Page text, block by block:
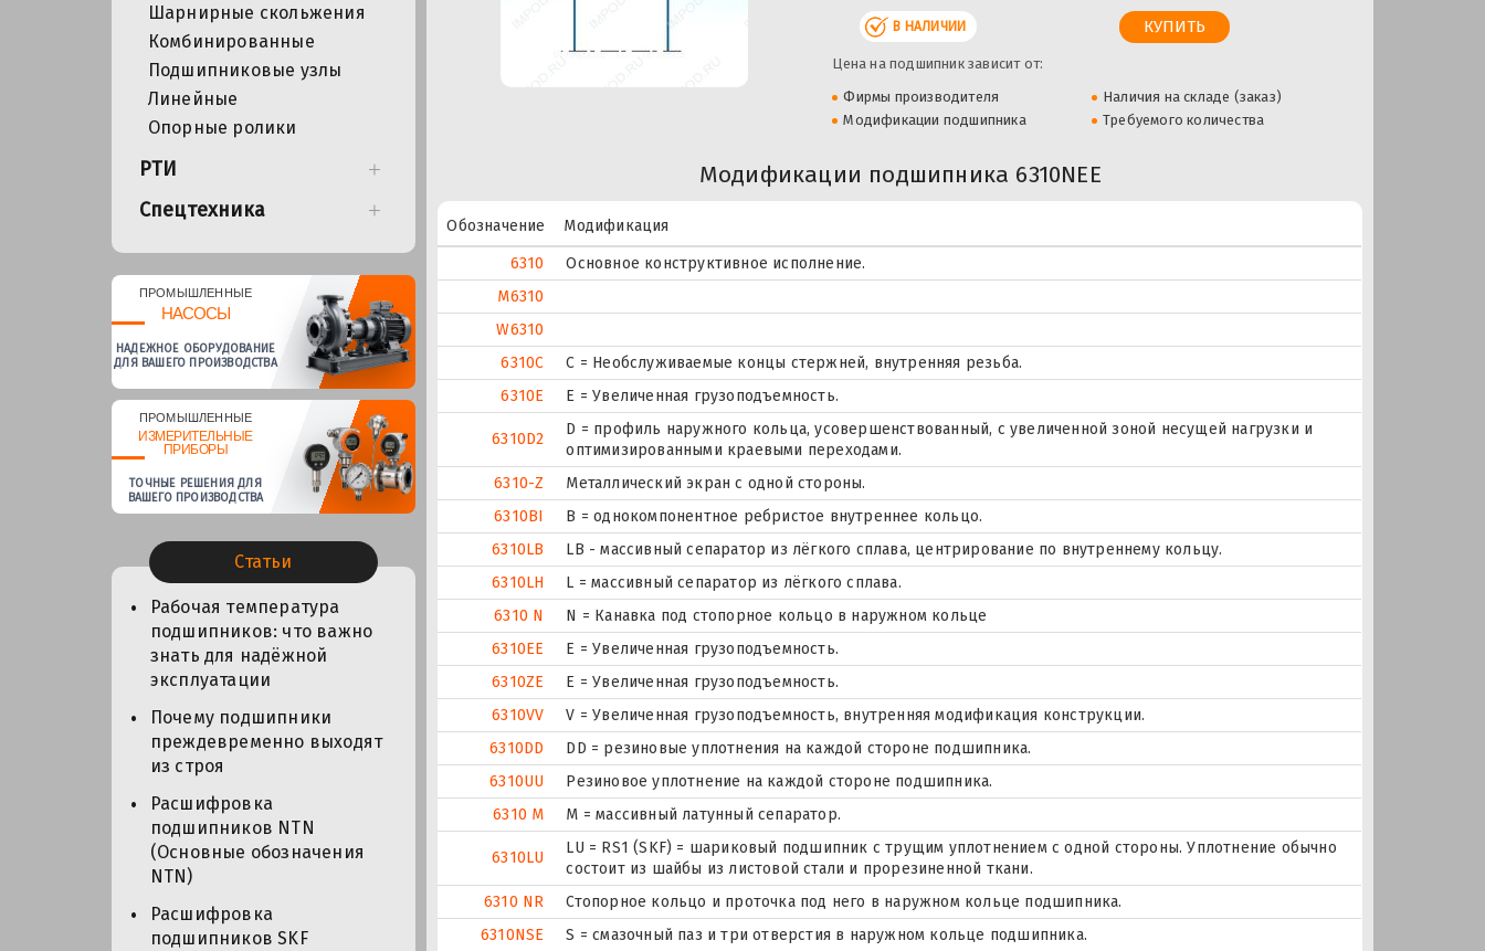
Шарнирные скольжения
Комбинированные
Подшипниковые узлы
Линейные
Опорные ролики
РТИ
Спецтехника
ПРОМЫШЛЕННЫЕ
НАСОСЫ
НАДЕЖНОЕ ОБОРУДОВАНИЕ
ДЛЯ ВАШЕГО ПРОИЗВОДСТВА
ПРОМЫШЛЕННЫЕ
ИЗМЕРИТЕЛЬНЫЕ
ПРИБОРЫ
ТОЧНЫЕ РЕШЕНИЯ ДЛЯ
ВАШЕГО ПРОИЗВОДСТВА
Статьи
Рабочая температура
подшипников: что важно
знать для надёжной
эксплуатации
Почему подшипники
преждевременно выходят
из строя
Расшифровка
подшипников NTN
(Основные обозначения
NTN)
Расшифровка
подшипников SKF
В НАЛИЧИИ
Цена на подшипник зависит от:
Фирмы производителя
Наличия на складе (заказ)
Модификации подшипника
Требуемого количества
Модификации подшипника 6310NEE
Обозначение
Модификация
6310
Основное конструктивное исполнение.
M6310
W6310
6310C
С = Необслуживаемые концы стержней, внутренняя резьба.
6310E
Е = Увеличенная грузоподъемность.
6310D2
D = профиль наружного кольца, усовершенствованный, с увеличенной зоной несущей нагрузки и
оптимизированными краевыми переходами.
6310-Z
Металлический экран с одной стороны.
6310BI
B = однокомпонентное ребристое внутреннее кольцо.
6310LB
LB - массивный сепаратор из лёгкого сплава, центрирование по внутреннему кольцу.
6310LH
L = массивный сепаратор из лёгкого сплава.
6310 N
N = Канавка под стопорное кольцо в наружном кольце
6310EE
Е = Увеличенная грузоподъемность.
6310ZE
Е = Увеличенная грузоподъемность.
6310VV
V = Увеличенная грузоподъемность, внутренняя модификация конструкции.
6310DD
DD = резиновые уплотнения на каждой стороне подшипника.
6310UU
Резиновое уплотнение на каждой стороне подшипника.
6310 M
M = массивный латунный сепаратор.
6310LU
LU = RS1 (SKF) = шариковый подшипник с трущим уплотнением с одной стороны. Уплотнение обычно
состоит из шайбы из листовой стали и прорезиненной ткани.
6310 NR
Стопорное кольцо и проточка под него в наружном кольце подшипника.
6310NSE
S = смазочный паз и три отверстия в наружном кольце подшипника.